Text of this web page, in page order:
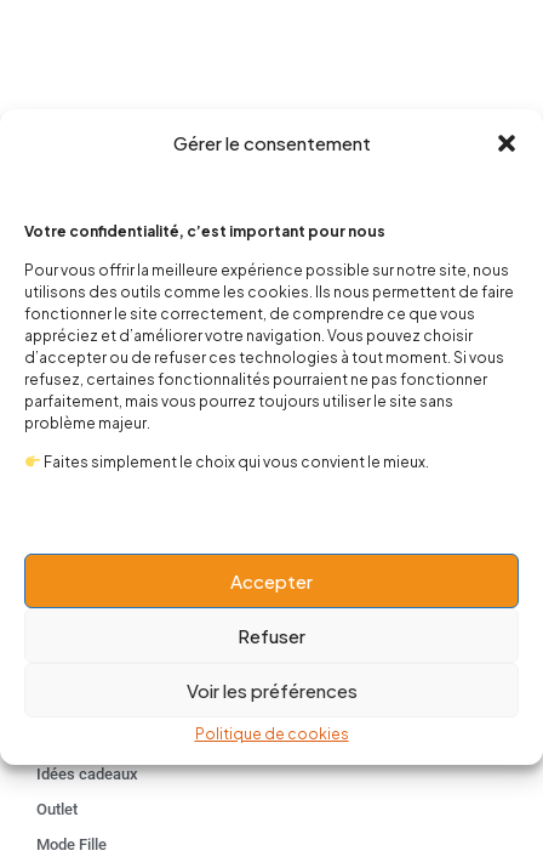
Gérer le consentement
Votre confidentialité, c’est important pour nous
Pour vous offrir la meilleure expérience possible sur notre site, nous
utilisons des outils comme les cookies. Ils nous permettent de faire
fonctionner le site correctement, de comprendre ce que vous
appréciez et d’améliorer votre navigation. Vous pouvez choisir
d’accepter ou de refuser ces technologies à tout moment. Si vous
refusez, certaines fonctionnalités pourraient ne pas fonctionner
parfaitement, mais vous pourrez toujours utiliser le site sans
problème majeur.
Faites simplement le choix qui vous convient le mieux.
Accepter
Refuser
Voir les préférences
Politique de cookies
contact@popnbaby.com
+33 01 64 62 14 89
Follow us
Boutique
Idées cadeaux
Outlet
Mode Fille